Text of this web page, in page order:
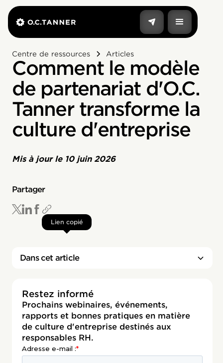
Centre de ressources Articles
Comment le modèle
de partenariat d'O.C.
Tanner transforme la
culture d'entreprise
Mis à jour le 10 juin 2026
Partager
Lien copié
Dans cet article
Restez informé
Prochains webinaires, événements,
rapports et bonnes pratiques en matière
de culture d'entreprise destinés aux
responsables RH.